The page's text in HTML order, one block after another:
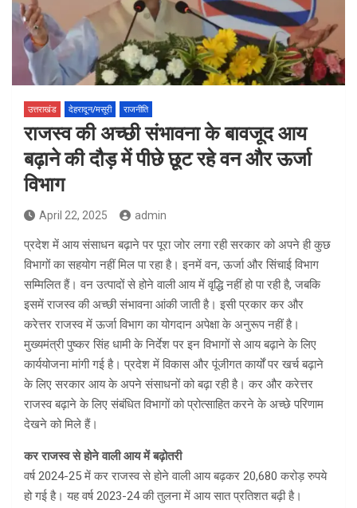
उत्तराखंड देहरादून/मसूरी राजनीति
राजस्व की अच्छी संभावना के बावजूद आय
बढ़ाने की दौड़ में पीछे छूट रहे वन और ऊर्जा
विभाग
April 22, 2025 admin
प्रदेश में आय संसाधन बढ़ाने पर पूरा जोर लगा रही सरकार को अपने ही कुछ
विभागों का सहयोग नहीं मिल पा रहा है। इनमें वन, ऊर्जा और सिंचाई विभाग
सम्मिलित हैं। वन उत्पादों से होने वाली आय में वृद्धि नहीं हो पा रही है, जबकि
इसमें राजस्व की अच्छी संभावना आंकी जाती है। इसी प्रकार कर और
करेत्तर राजस्व में ऊर्जा विभाग का योगदान अपेक्षा के अनुरूप नहीं है।
मुख्यमंत्री पुष्कर सिंह धामी के निर्देश पर इन विभागों से आय बढ़ाने के लिए
कार्ययोजना मांगी गई है। प्रदेश में विकास और पूंजीगत कार्यों पर खर्च बढ़ाने
के लिए सरकार आय के अपने संसाधनों को बढ़ा रही है। कर और करेत्तर
राजस्व बढ़ाने के लिए संबंधित विभागों को प्रोत्साहित करने के अच्छे परिणाम
देखने को मिले हैं।
कर राजस्व से होने वाली आय में बढ़ोतरी
वर्ष 2024-25 में कर राजस्व से होने वाली आय बढ़कर 20,680 करोड़ रुपये
हो गई है। यह वर्ष 2023-24 की तुलना में आय सात प्रतिशत बढ़ी है।